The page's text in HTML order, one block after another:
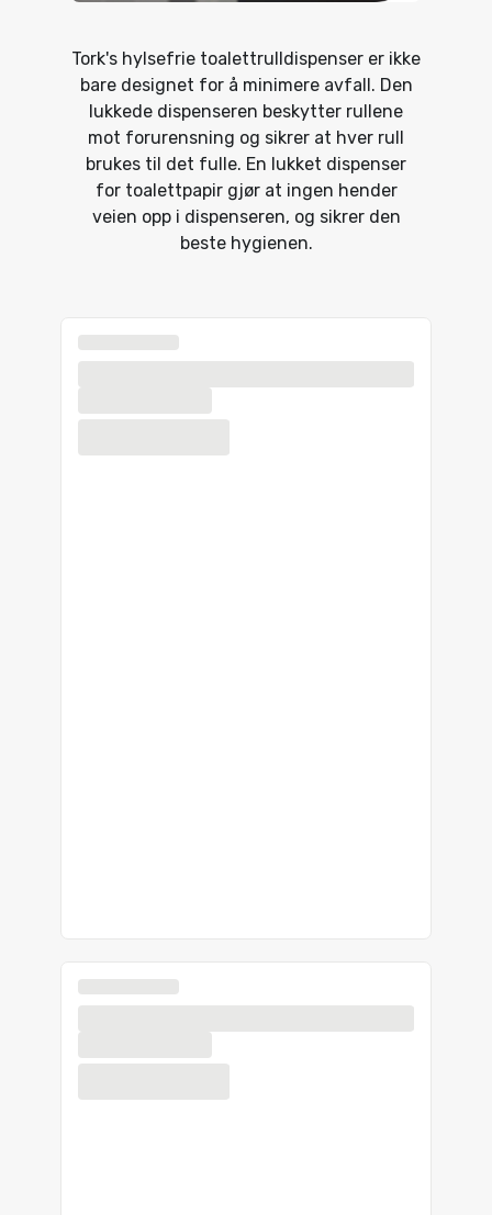
Tork's hylsefrie toalettrulldispenser er ikke
bare designet for å minimere avfall. Den
lukkede dispenseren beskytter rullene
mot forurensning og sikrer at hver rull
brukes til det fulle. En lukket dispenser
for toalettpapir gjør at ingen hender
veien opp i dispenseren, og sikrer den
beste hygienen.